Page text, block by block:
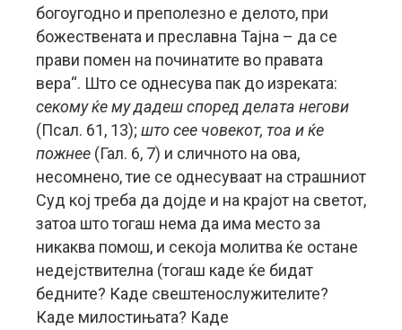
богоугодно и преполезно е делото, при
божествената и преславна Тајна – да се
прави помен на починатите во правата
вера“. Што се однесува пак до изреката:
секому ќе му дадеш според делата негови
(Псал. 61, 13); што сее човекот, тоа и ќе
пожнее (Гал. 6, 7) и сличното на ова,
несомнено, тие се однесуваат на страшниот
Суд кој треба да дојде и на крајот на светот,
затоа што тогаш нема да има место за
никаква помош, и секоја молитва ќе остане
недејствителна (тогаш каде ќе бидат
бедните? Каде свештенослужителите?
Каде милостињата? Каде